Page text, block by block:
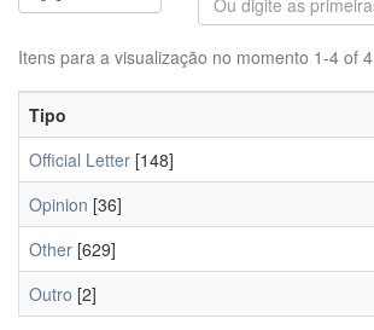
Itens para a visualização no momento 1-4 of 4
Tipo
Official Letter [148]
Opinion [36]
Other [629]
Outro [2]